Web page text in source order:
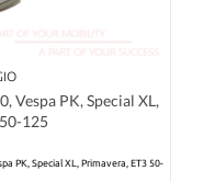
Vespa PK, Special XL,
125
PK, Special XL, Primavera, ET3 50-